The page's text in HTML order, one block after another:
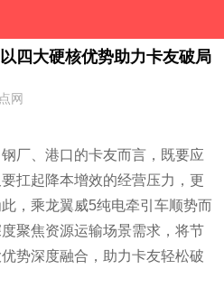
四大硬核优势助力卡友破局
网
厂、港口的卡友而言，既要应
扛起降本增效的经营压力，更
，乘龙翼威5纯电牵引车顺势而
聚焦资源运输场景需求，将节
势深度融合，助力卡友轻松破